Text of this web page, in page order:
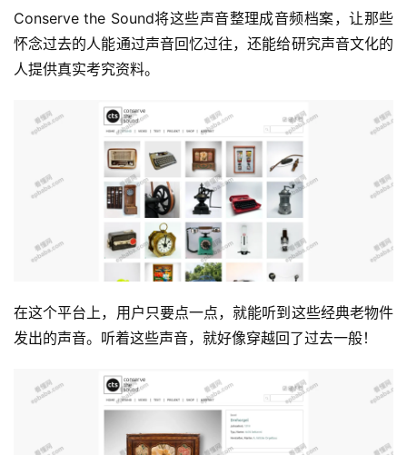
运
营
品
Conserve the Sound将这些声音整理成音频档案，让那些
怀念过去的人能通过声音回忆过往，还能给研究声音文化的
人提供真实考究资料。
在这个平台上，用户只要点一点，就能听到这些经典老物件
发出的声音。听着这些声音，就好像穿越回了过去一般！